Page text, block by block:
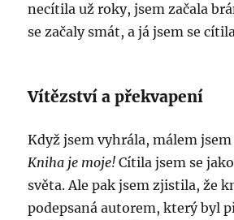
necítila už roky, jsem začala
se začaly smát, a já jsem se
Vítězství a překvapení
Když jsem vyhrála, málem
Kniha je moje! Cítila jsem se
světa. Ale pak jsem zjistila, že
podepsaná autorem, který byl